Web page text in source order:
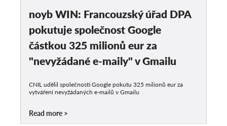
noyb WIN: Francouzský úřad DPA
pokutuje společnost Google
částkou 325 milionů eur za
"nevyžádané e-maily" v Gmailu
CNIL udělil společnosti Google pokutu 325 milionů eur za
vytváření nevyžádaných e-mailů v Gmailu
Read more